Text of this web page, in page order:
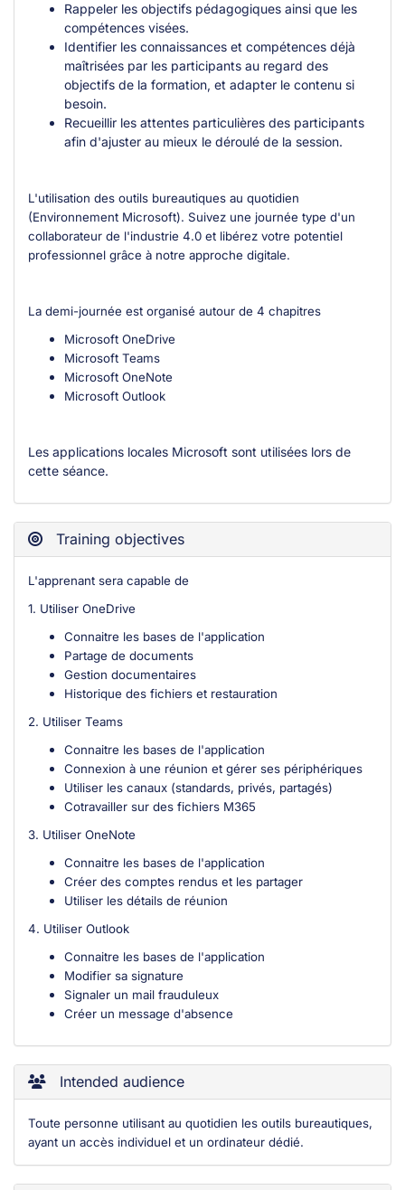
Rappeler les objectifs pédagogiques ainsi que les
compétences visées.
Identifier les connaissances et compétences déjà
maîtrisées par les participants au regard des
objectifs de la formation, et adapter le contenu si
besoin.
Recueillir les attentes particulières des participants
afin d'ajuster au mieux le déroulé de la session.
L'utilisation des outils bureautiques au quotidien
(Environnement Microsoft). Suivez une journée type d'un
collaborateur de l'industrie 4.0 et libérez votre potentiel
professionnel grâce à notre approche digitale.
La demi-journée est organisé autour de 4 chapitres
Microsoft OneDrive
Microsoft Teams
Microsoft OneNote
Microsoft Outlook
Les applications locales Microsoft sont utilisées lors de
cette séance.
Training objectives
L'apprenant sera capable de
1. Utiliser OneDrive
Connaitre les bases de l'application
Partage de documents
Gestion documentaires
Historique des fichiers et restauration
2. Utiliser Teams
Connaitre les bases de l'application
Connexion à une réunion et gérer ses périphériques
Utiliser les canaux (standards, privés, partagés)
Cotravailler sur des fichiers M365
3. Utiliser OneNote
Connaitre les bases de l'application
Créer des comptes rendus et les partager
Utiliser les détails de réunion
4. Utiliser Outlook
Connaitre les bases de l'application
Modifier sa signature
Signaler un mail frauduleux
Créer un message d'absence
Intended audience
Toute personne utilisant au quotidien les outils bureautiques,
ayant un accès individuel et un ordinateur dédié.